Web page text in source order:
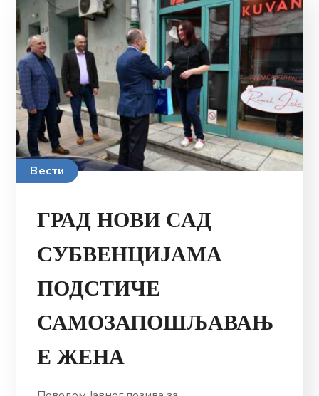
Вести
ГРАД НОВИ САД
СУБВЕНЦИЈАМА
ПОДСТИЧЕ
САМОЗАПОШЉАВАЊ
Е ЖЕНА